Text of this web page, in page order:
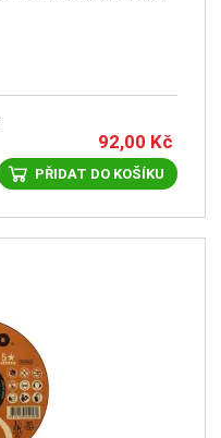
92,00 Kč
PŘIDAT DO KOŠÍKU